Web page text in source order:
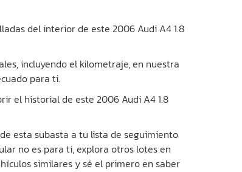
del interior de este 2006 Audi A4 1.8
incluyendo el kilometraje, en nuestra
para ti.
el historial de este 2006 Audi A4 1.8
esta subasta a tu lista de seguimiento
no es para ti, explora otros lotes en
similares y sé el primero en saber